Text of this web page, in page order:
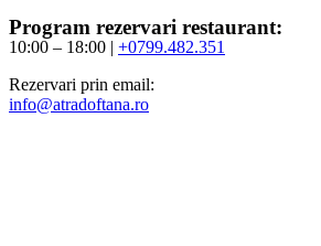
Program rezervari restaurant:
10:00 – 18:00 | +0799.482.351
Rezervari prin email:
info@atradoftana.ro